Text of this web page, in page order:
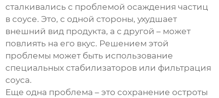
сталкивались с проблемой осаждения частиц
в соусе. Это, с одной стороны, ухудшает
внешний вид продукта, а с другой – может
повлиять на его вкус. Решением этой
проблемы может быть использование
специальных стабилизаторов или фильтрация
соуса.
Еще одна проблема – это сохранение остроты